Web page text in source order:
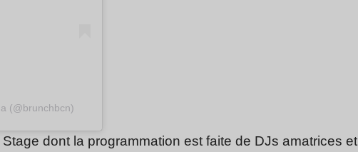
(@brunchbcn)
dont la programmation est faite de DJs amatrices et